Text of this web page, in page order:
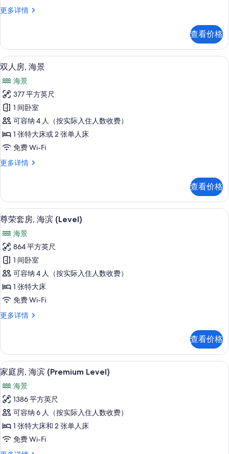
照
更多详情
双
多
信
息
查看价格
显
示
双
人
房,
海
景
所
照
片
双人房, 海景 | 迷你吧（备有免费物
6
双人房, 海景
海景
377 平方英尺
1 间卧室
可容纳 4 人（按实际入住人数收费）
1 张特大床或 2 张单人床
免费 Wi-Fi
更多详情
双
景
更
多
信
息
查看价格
显
示
尊
荣
套
房,
海
(Level)
所
有
照
片
迷你吧（备有免费物品）、客房内保
9
尊荣套房, 海滨 (Level)
海景
864 平方英尺
1 间卧室
可容纳 4 人（按实际入住人数收费）
1 张特大床
免费 Wi-Fi
更多详情
尊
海
滨
(Level)
更
多
信
息
查看价格
显
示
家
庭
房,
海
家庭房, 海滨 (Premium Level) | 迷你
9
家庭房, 海滨 (Premium Level)
海景
1386 平方英尺
可容纳 6 人（按实际入住人数收费）
1 张特大床和 2 张单人床
免费 Wi-Fi